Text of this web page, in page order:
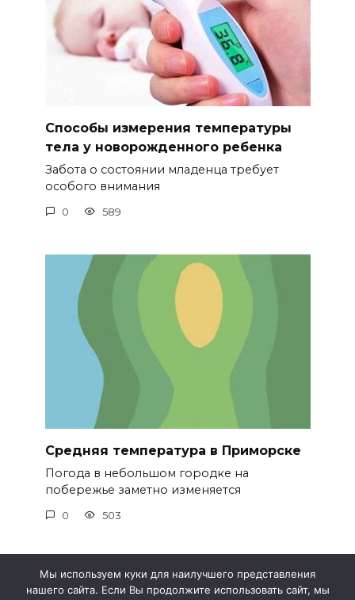
Способы измерения температуры
тела у новорожденного ребенка
Забота о состоянии младенца требует
особого внимания
0 589
Средняя температура в Приморске
Погода в небольшом городке на
побережье заметно изменяется
0 503
Мы используем куки для наилучшего представления
нашего сайта. Если Вы продолжите использовать сайт, мы